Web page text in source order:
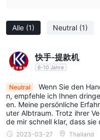
moderaten Renditen suchen.
Für diejenigen, die sich zu
Business, Master und
eine Gesamtrendite von
Investitionen im Bereich
an Anleger, die höhere
Anlagezeiträumen suchen.
Am oberen Ende des
Pläne Professional und VIP
Alle (1) Neutral (1)
快手-提款机
6-10 Jahre
Neutral
Wenn Sie den
n, empfehle ich Ihnen
en. Meine persönliche
uter Albtraum. Trotz ihrer
de mir schnell klar, dass sie
nto zu ihrem Vorteil
2023-03-27 Thailand